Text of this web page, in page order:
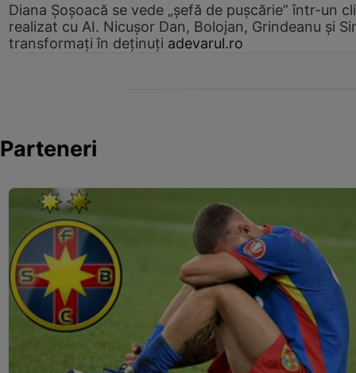
Diana Șoșoacă se vede „șefă de pușcărie” într-un
realizat cu AI. Nicușor Dan, Bolojan, Grindeanu și
transformați în deținuți adevarul.ro
Parteneri